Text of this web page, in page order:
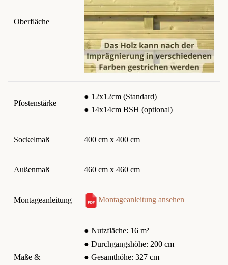
Oberfläche
Pfostenstärke
● 12x12cm (Standard)
● 14x14cm BSH (optional)
Sockelmaß 400 cm x 400 cm
Außenmaß 460 cm x 460 cm
Montageanleitung Montageanleitung ansehen
Maße &
● Nutzfläche: 16 m²
● Durchgangshöhe: 200 cm
● Gesamthöhe: 327 cm